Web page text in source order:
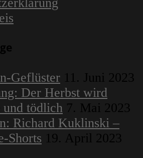
Geflüster 11. Juni 2023
Der Herbst wird
und tödlich 7. Mai 2023
Richard Kuklinski –
Shorts 19. April 2023